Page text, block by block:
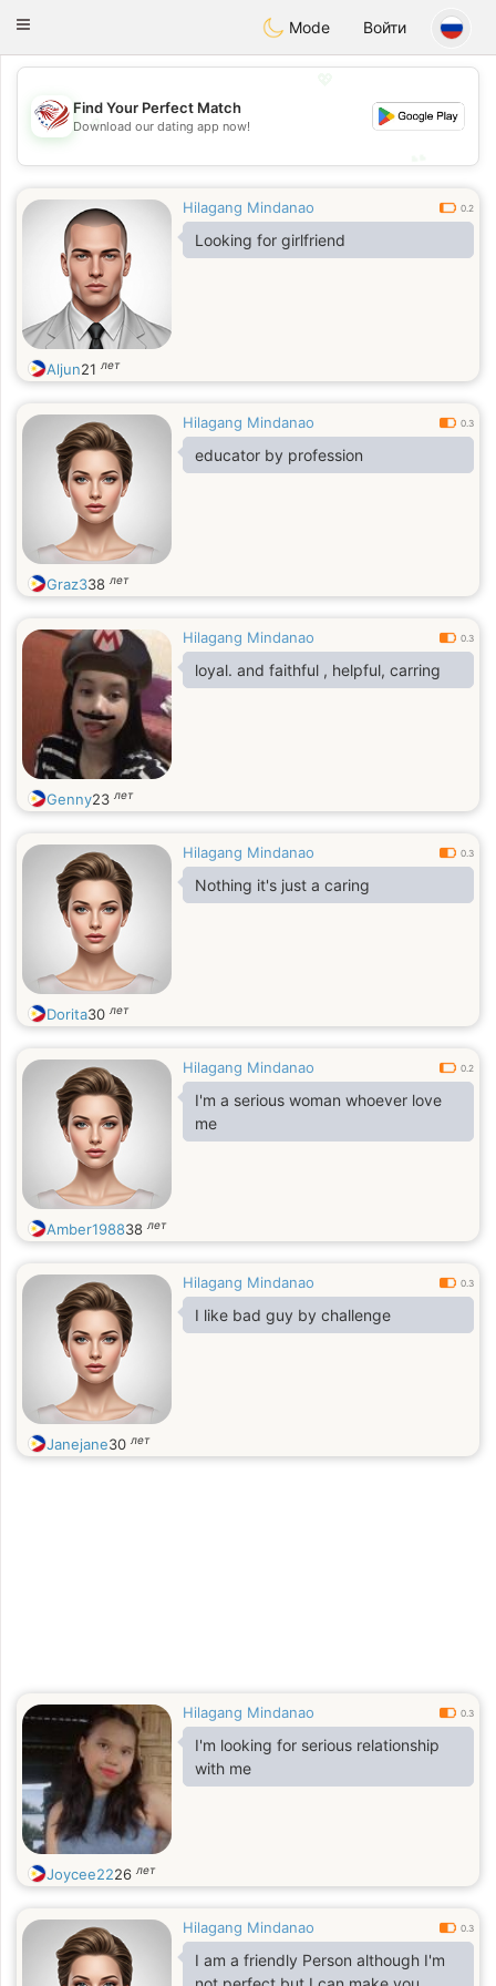
Dating
Toggle
Mode Войти
💕
Find Your Perfect Match
Download our dating app now!
Hilagang Mindanao 0.2
Looking for girlfriend
Aljun21 лет
Hilagang Mindanao 0.3
educator by profession
Graz338 лет
Hilagang Mindanao 0.3
loyal. and faithful , helpful, carring
Genny23 лет
Hilagang Mindanao 0.3
Nothing it's just a caring
Dorita30 лет
Hilagang Mindanao 0.2
I'm a serious woman whoever love
me
Amber198838 лет
Hilagang Mindanao 0.3
I like bad guy by challenge
Janejane30 лет
Hilagang Mindanao 0.3
I'm looking for serious relationship
with me
Joycee2226 лет
Hilagang Mindanao 0.3
I am a friendly Person although I'm